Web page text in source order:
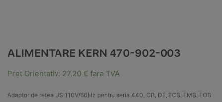
ALIMENTARE KERN 470-902-003
Pret Orientativ: 27,20 € fara TVA
Adaptor de rețea US 110V/60Hz pentru seria 440, CB, DE, ECB, EMB, EOB